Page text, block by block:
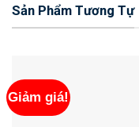
Sản Phẩm Tương Tự
Giảm giá!